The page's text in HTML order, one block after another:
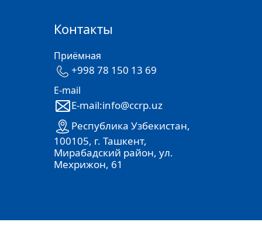
Контакты
Приёмная
+998 78 150 13 69
E-mail
E-mail:info@ccrp.uz
Республика Узбекистан,
100105, г. Ташкент,
Мирабадский район, ул.
Мехрижон, 61